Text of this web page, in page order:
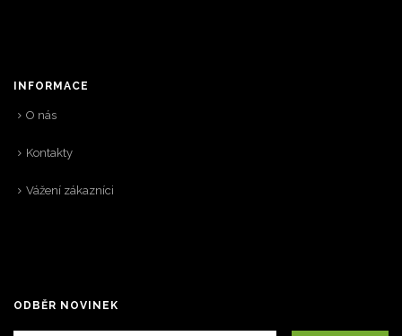
INFORMACE
O nás
Kontakty
Vážení zákazníci
ODBĚR NOVINEK